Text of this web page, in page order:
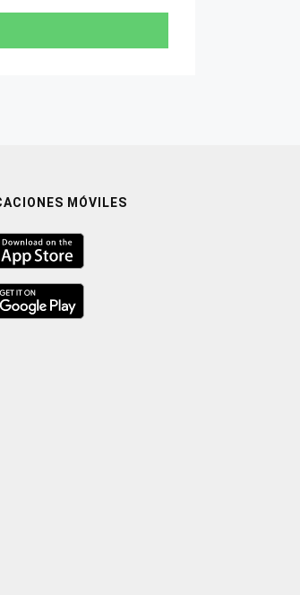
MÓVILES